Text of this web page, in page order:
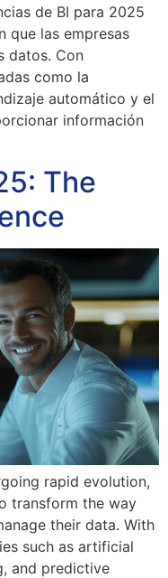
de BI para 2025
que las empresas
datos. Con
como la
automático y el
información
The
rapid evolution,
transform the way
their data. With
such as artificial
and predictive